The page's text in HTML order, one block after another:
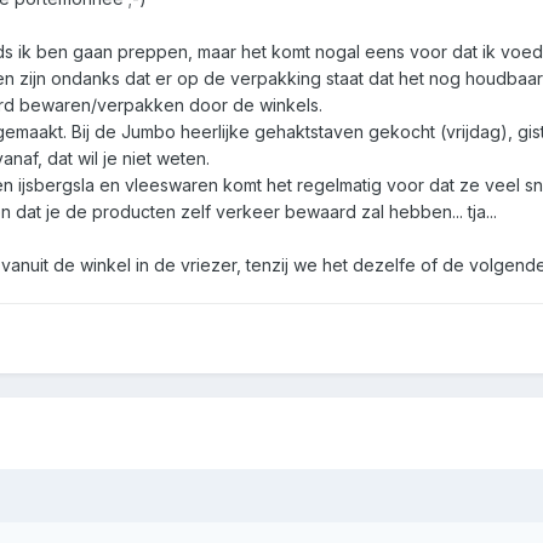
ik ben gaan preppen, maar het komt nogal eens voor dat ik
zijn ondanks dat er op de verpakking staat dat het nog
bewaren/verpakken door de winkels.
Bij de Jumbo heerlijke gehaktstaven gekocht (vrijdag),
dat wil je niet weten.
ijsbergsla en vleeswaren komt het regelmatig voor dat ze veel
dat je de producten zelf verkeer bewaard zal hebben... tja...
de winkel in de vriezer, tenzij we het dezelfe of de